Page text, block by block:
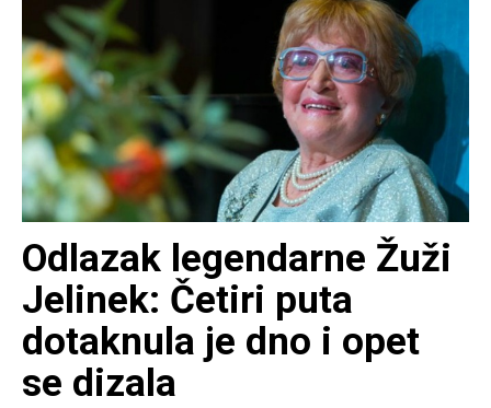
Odlazak legendarne Žuži
Jelinek: Četiri puta
dotaknula je dno i opet
se dizala